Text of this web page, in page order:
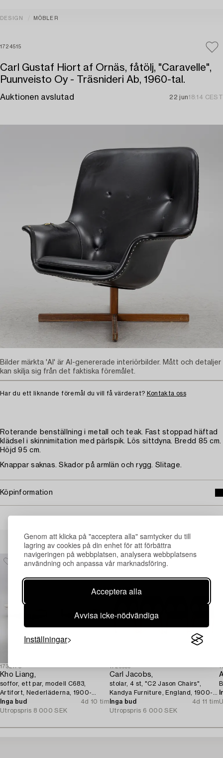
Genom att klicka på "acceptera alla" samtycker du till
lagring av cookies på din enhet för att förbättra
navigeringen på webbplatsen, analysera webbplatsens
användning och anpassa vår marknadsföring.
Acceptera alla
Avvisa icke-nödvändiga
Inställningar
DESIGN MÖBLER
1724515
Carl Gustaf Hiort af Ornäs, fåtölj, "Caravelle",
Puunveisto Oy - Träsnideri Ab, 1960-tal.
Auktionen avslutad 22 jun18:14 CEST
Har du ett liknande föremål du vill få värderat? Kontakta oss
Roterande benställning i metall och teak. Fast stoppad häftad
klädsel i skinnimitation med pärlspik. Lös sittdyna. Bredd 85 cm.
Höjd 95 cm.
Knappar saknas. Skador på armlän och rygg. Slitage.
Köpinformation
Bilder märkta 'AI' är AI-genererade interiörbilder. Mått och detaljer
kan skilja sig från det faktiska föremålet.
Andra har även tittat på
1732170
Kho Liang,
soffor, ett par, modell C683,
Artifort, Nederläderna, 1900-
talets slut.
Inga bud
4d 10 tim
Utropspris 8 000 SEK
1726659
Carl Jacobs,
stolar, 4 st, "C2 Jason Chairs",
Kandya Furniture, England, 1900-
talets mitt.
Inga bud
4d 11 tim
Utropspris 6 000 SEK